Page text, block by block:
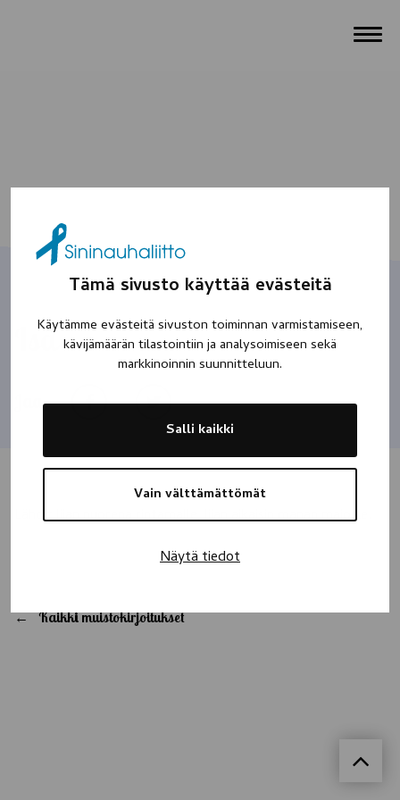
Tämä sivusto käyttää evästeitä
Käytämme evästeitä sivuston toiminnan varmistamiseen,
kävijämäärän tilastointiin ja analysoimiseen sekä
markkinoinnin suunnitteluun.
Vain välttämättömät
Salli kaikki
Näytä tiedot
Isä
Lähdit liian nuorena rintamalle, liian aikaisin manan majoille.
Kaikki muistokirjoitukset